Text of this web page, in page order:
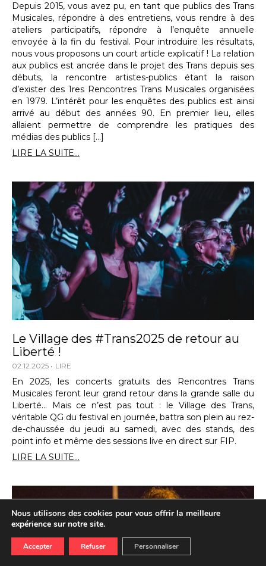
Depuis 2015, vous avez pu, en tant que publics des Trans
Musicales, répondre à des entretiens, vous rendre à des
ateliers participatifs, répondre à l’enquête annuelle
envoyée à la fin du festival. Pour introduire les résultats,
nous vous proposons un court article explicatif ! La relation
aux publics est ancrée dans le projet des Trans depuis ses
débuts, la rencontre artistes-publics étant la raison
d’exister des 1res Rencontres Trans Musicales organisées
en 1979. L’intérêt pour les enquêtes des publics est ainsi
arrivé au début des années 90. En premier lieu, elles
allaient permettre de comprendre les pratiques des
médias des publics […]
LIRE LA SUITE...
Le Village des #Trans2025 de retour au
Liberté !
02.12.2025 LIRE
En 2025, les concerts gratuits des Rencontres Trans
Musicales feront leur grand retour dans la grande salle du
Liberté… Mais ce n’est pas tout : le Village des Trans,
véritable QG du festival en journée, battra son plein au rez-
de-chaussée du jeudi au samedi, avec des stands, des
point info et même des sessions live en direct sur FIP.
LIRE LA SUITE...
Nous utilisons des cookies pour vous offrir la meilleure
expérience sur notre site.
Accepter Refuser Personnaliser